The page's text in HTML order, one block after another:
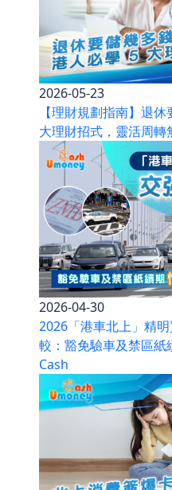
2026-05-23
【理財規劃指南】退
大理財招式，靈活周
2026-04-30
2026「港車北上」精
較：豁免驗車及禁區
Cash